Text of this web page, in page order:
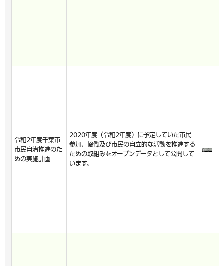
令和2年度千葉市
市民自治推進のた
めの実施計画
2020年度（令和2年度）に予定していた市民
参加、協働及び市民の自立的な活動を推進する
ための取組みをオープンデータとして公開して
います。